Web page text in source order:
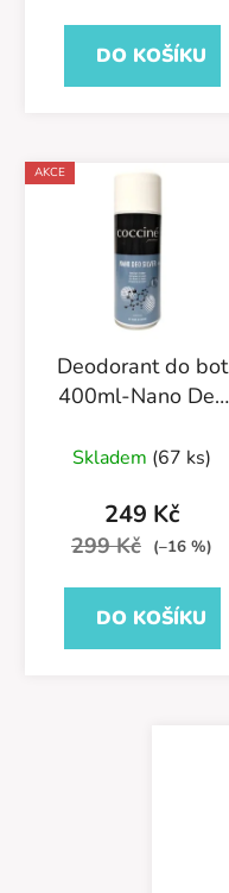
DO KOŠÍKU
AKCE
Deodorant do bot
400ml-Nano Deo
hodnocení
produktu
5
Skladem (67 ks)
249 Kč
299 Kč (–16 %)
DO KOŠÍKU